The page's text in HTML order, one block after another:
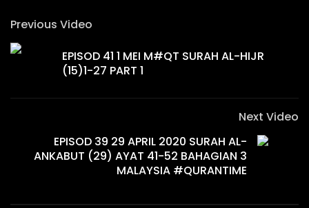
Previous Video
EPISOD 41 1 MEI M#QT SURAH AL-HIJR
(15)1-27 PART 1
Next Video
EPISOD 39 29 APRIL 2020 SURAH AL-
ANKABUT (29) AYAT 41-52 BAHAGIAN 3
MALAYSIA #QURANTIME